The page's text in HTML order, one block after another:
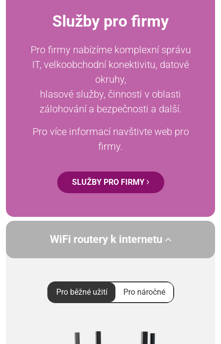
Služby pro firmy
Pro firmy nabízíme komplexní správu
IT, velkoobchodní konektivitu, datové
okruhy,
hlasové služby, činnosti v oblasti
zálohování a bezpečnosti a další.
Pro více informací navštivte web pro
firmy.
SLUŽBY PRO FIRMY
WiFi routery k internetu
Pro běžné užití Pro náročné